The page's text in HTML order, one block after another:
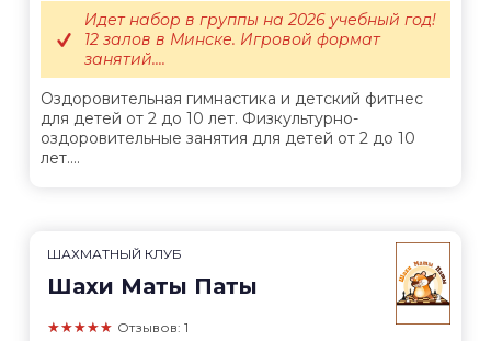
Оздоровительная гимнастика и детский фитнес
для детей от 2 до 10 лет. Физкультурно-
оздоровительные занятия для детей от 2 до 10
лет....
Идет набор в группы на 2026 учебный год!
12 залов в Минске. Игровой формат
занятий....
ШАХМАТНЫЙ КЛУБ
Шахи Маты Паты
★★★★★ Отзывов: 1